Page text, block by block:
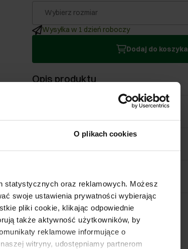
O plikach cookies
statystycznych oraz reklamowych. Możesz
swoje ustawienia prywatności wybierając
pliki cookie, klikając odpowiednie
także aktywność użytkowników, by
reklamowe informujące o
witryny, udostępniamy partnerom
Wybierz rozmiar
Wysyłka w 1 dzień roboczy
Dodaj do koszyka
Opis produktu